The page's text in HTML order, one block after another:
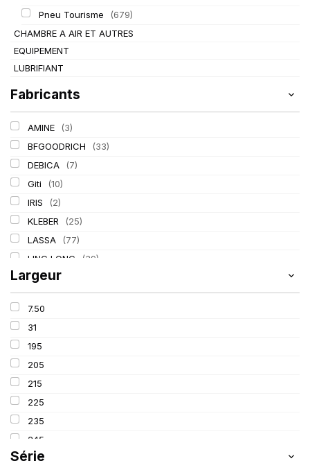
Pneu Tourisme
(679)
CHAMBRE A AIR ET AUTRES
EQUIPEMENT
LUBRIFIANT
Fabricants
AMINE
(3)
BFGOODRICH
(33)
DEBICA
(7)
Giti
(10)
IRIS
(2)
KLEBER
(25)
LASSA
(77)
LING LONG
(39)
MICHELIN
PIRELLI (110)
TIGAR
Largeur
7.50
31
195
205
215
225
235
245
255
Série